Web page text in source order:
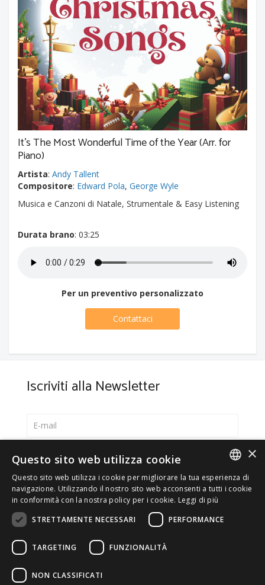
It's The Most Wonderful Time of the Year (Arr. for
Piano)
Artista: Andy Tallent
Compositore: Edward Pola, George Wyle
Musica e Canzoni di Natale, Strumentale & Easy Listening
Durata brano: 03:25
Per un preventivo personalizzato
Contattaci
Iscriviti alla Newsletter
Italiano
English
Accetto laPrivacy Policy
ITALIAN
×
Questo sito web utilizza cookie
Questo sito web utilizza i cookie per migliorare la tua esperienza di
navigazione. Utilizzando il nostro sito web acconsenti a tutti i cookie
in conformità con la nostra policy per i cookie. Leggi di più
STRETTAMENTE NECESSARI
PERFORMANCE
TARGETING FUNZIONALITÀ
NON CLASSIFICATI